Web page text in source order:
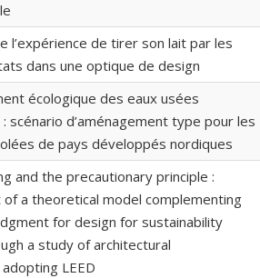
l’expérience de tirer son lait par les
dans une optique de design
écologique des eaux usées
scénario d’aménagement type pour les
de pays développés nordiques
and the precautionary principle :
a theoretical model complementing
for design for sustainability
a study of architectural
LEED